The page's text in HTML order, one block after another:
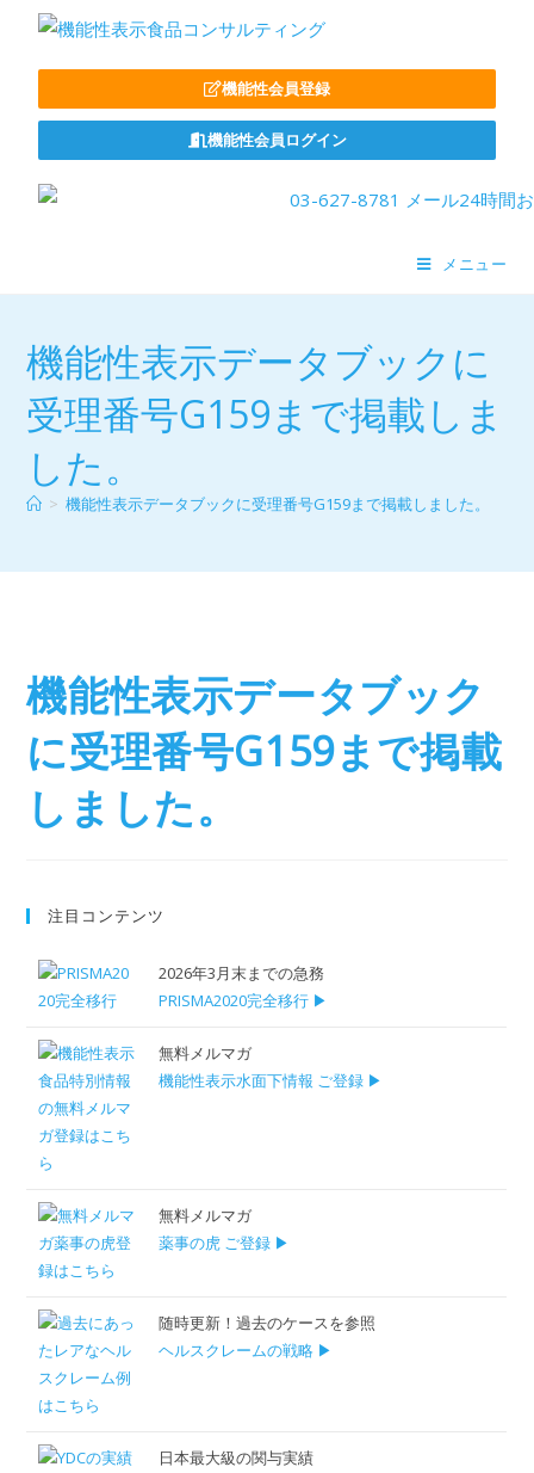
機能性会員登録
機能性会員ログイン
メニュー
機能性表示データブックに
受理番号G159まで掲載しま
した。
> 機能性表示データブックに受理番号G159まで掲載しました。
機能性表示データブック
に受理番号G159まで掲載
しました。
注目コンテンツ
2026年3月末までの急務
PRISMA2020完全移行 ▶
無料メルマガ
機能性表示水面下情報 ご登録 ▶
無料メルマガ
薬事の虎 ご登録 ▶
随時更新！過去のケースを参照
ヘルスクレームの戦略 ▶
日本最大級の関与実績